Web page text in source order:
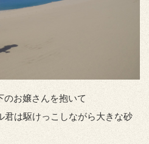
お嬢さんを抱いて
君は駆けっこしながら大きな砂